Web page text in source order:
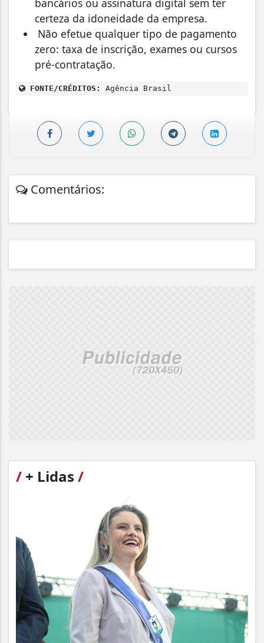
certeza da idoneidade da empresa.
Não efetue qualquer tipo de pagamento
zero: taxa de inscrição, exames ou cursos
pré-contratação.
FONTE/CRÉDITOS: Agência Brasil
Comentários:
/ + Lidas /